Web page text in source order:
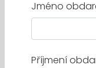
Jméno
Příjmení